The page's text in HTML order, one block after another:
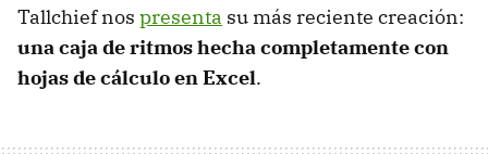
Tallchief nos presenta su más reciente creación:
una caja de ritmos hecha completamente con
hojas de cálculo en Excel.